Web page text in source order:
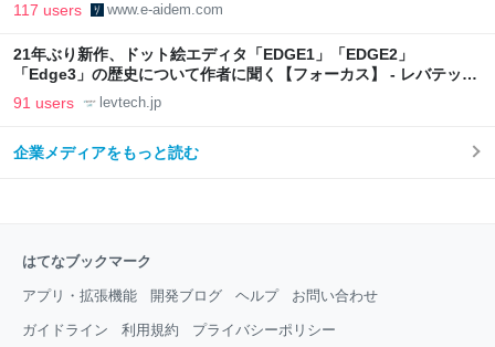
117 users www.e-aidem.com
21年ぶり新作、ドット絵エディタ「EDGE1」「EDGE2」
「Edge3」の歴史について作者に聞く【フォーカス】 - レバテック
LAB
91 users levtech.jp
企業メディアをもっと読む
はてなブックマーク
アプリ・拡張機能 開発ブログ ヘルプ お問い合わせ
ガイドライン 利用規約 プライバシーポリシー